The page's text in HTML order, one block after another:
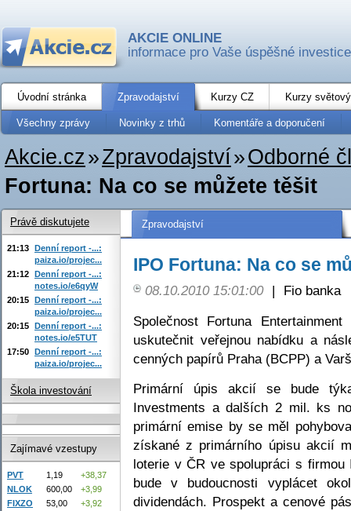
AKCIE ONLINE
informace pro Vaše úspěšné investice
Úvodní stránka Zpravodajství Kurzy CZ Kurzy
Všechny zprávy Novinky z trhů Komentáře a doporučení
Akcie.cz»Zpravodajství»Odborné
Fortuna: Na co se můžete těšit
Zpravodajství
IPO Fortuna: Na co se
08.10.2010 15:01:00 |
Fio banka
Společnost Fortuna
uskutečnit veřejnou nabídku a
cenných papírů Praha (BCPP) a
Primární úpis akcií se bude
Investments a dalších 2 mil. ks
primární emise by se měl
získané z primárního úpisu akcií
loterie v ČR ve spolupráci s firmou
bude v budoucnosti vyplácet
dividendách. Prospekt a cenové
Právě diskutujete
21:13 Denní report -...:
paiza.io/projec...
21:12 Denní report -...:
notes.io/e6qyW
20:15 Denní report -...:
paiza.io/projec...
20:15 Denní report -...:
notes.io/e5TUT
17:50 Denní report -...:
paiza.io/projec...
Škola investování
Zajímavé vzestupy
PVT 1,19
+38,37
NLOK
600,00
+3,99
FIXZO
53,00
+3,92